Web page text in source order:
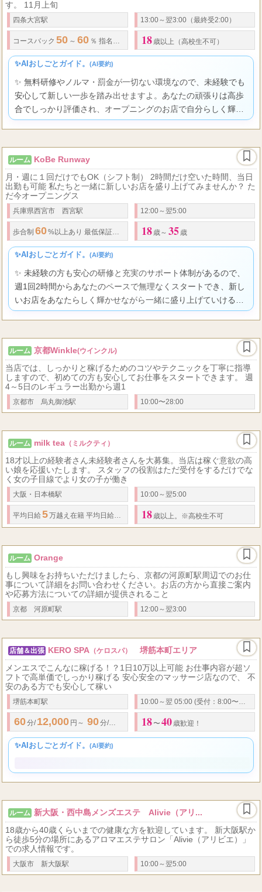
す。 11月上旬
四条大宮駅 13:00～翌3:00（最終受2:00）
コースバック 50 ～ 60 ％ 指名料 ％バック 1 日の平均接客数
18 歳以上（高校生不可）
✨AIおしごとガイド。 (AI要約)
✨ 無料研修やノルマ・罰金が一切ない環境なので、未経験でも
安心して新しい一歩を踏み出せますよ。あなたの頑張りは高歩
合でしっかり評価され、オープニングのお店で自分らしく輝け
る場所がきっと見つかります。
ルーム KoBe Runway
月・週に１回だけでもOK（シフト制） 2時間だけ空いた時間、当日
出勤も可能 私たちと一緒に新しいお店を盛り上げてみませんか？ た
だ今オープニングス
兵庫県西宮市 西宮駅 12:00～翌5:00
歩合制 60%以上あり 最低保証制度あり オプション料全額支給
18 歳～ 35 歳
✨AIおしごとガイド。 (AI要約)
✨ 未経験の方も安心の研修と充実のサポート体制があるので、
週1回2時間からあなたのペースで無理なくスタートでき、新し
いお店をあなたらしく輝かせながら一緒に盛り上げていける、
そんな温かい職場です。
ルーム 京都Winkle(ウインクル)
当店では、しっかりと稼げるためのコツやテクニックを丁寧に指導
しますので、初めての方も安心してお仕事をスタートできます。 週
4～5日のレギュラー出勤から週1
京都市 烏丸御池駅 10:00〜28:00
ルーム milk tea （ミルクティ）
18才以上の経験者さん未経験者さんを大募集。当店は稼ぐ意欲の高
い娘を応援いたします。 スタッフの役割はただ受付をするだけでな
く女の子目線でより女の子が働き
大阪・日本橋駅 10:00～翌5:00
平均日給 5万越え在籍 平均日給 3 万越え多数在籍 レギュラー平均約
18 歳以上。※高校生不可
ルーム Orange
もし興味をお持ちいただけましたら、京都の河原町駅周辺でのお仕
事について詳細をお問い合わせください。お店の方から直接ご案内
や応募方法についての詳細が提供されること
京都 河原町駅 12:00～翌3:00
店舗＆出張 KERO SPA （ケロスパ）
堺筋本町エリア
メンエスでこんなに稼げる！？1日10万以上可能 お仕事内容が超ソ
フトで高単価でしっかり稼げる 安心安全のマッサージ店なので、 不
安のある方でも安心して稼い
堺筋本町駅 10:00～翌 05:00 (受付：8:00〜翌3:30)
60分/ 12,000 円～ 90分/14,000 円～ 120分/20,000
18 〜 40 歳歓迎！
✨AIおしごとガイド。 (AI要約)
ルーム 新大阪・西中島メンズエステ Alivie（アリ...
18歳から40歳くらいまでの健康な方を歓迎しています。 新大阪駅か
ら徒歩5分の場所にあるアロマエステサロン「Alivie（アリビエ）」
での求人情報です。